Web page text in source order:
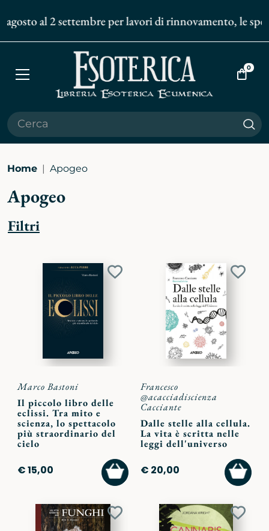
al 2 settembre per lavori di rinnovamento, le
Apri
Vai
0
Home Apogeo
Apogeo
Filtri
Aggiungi
Marco Bastoni
Il piccolo libro delle
eclissi. Tra mito e
scienza, lo spettacolo
più straordinario del
cielo
€ 15,00
AGGIUNGI
AL
CARRELLO
Francesco
@acacciadiscienza
Cacciante
Dalle stelle alla cellula.
La vita è scritta nelle
leggi dell'universo
€ 20,00
AL
Aggiungi